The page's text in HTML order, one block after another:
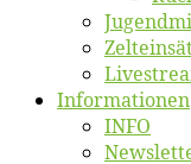
Informatio­nen
INFO